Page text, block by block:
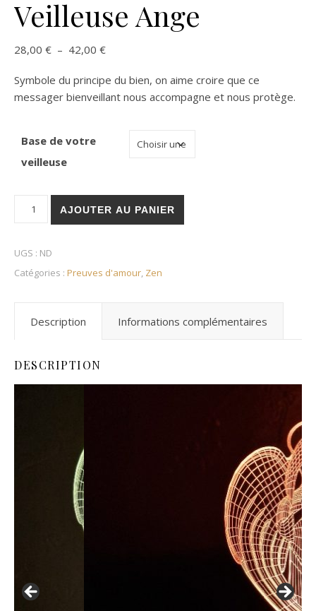
Veilleuse Ange
28,00 € – 42,00 €Plage de prix : 28,00 € à 42,00 €
Symbole du principe du bien, on aime croire que ce
messager bienveillant nous accompagne et nous protège.
Base de votre
veilleuse
quantité de Veilleuse Ange
AJOUTER AU PANIER
UGS : ND
Catégories : Preuves d'amour, Zen
Description Informations complémentaires
DESCRIPTION